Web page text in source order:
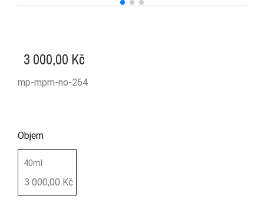
3 000,00 Kč
mp-mpm-no-264
Objem
40ml
3 000,00 Kč